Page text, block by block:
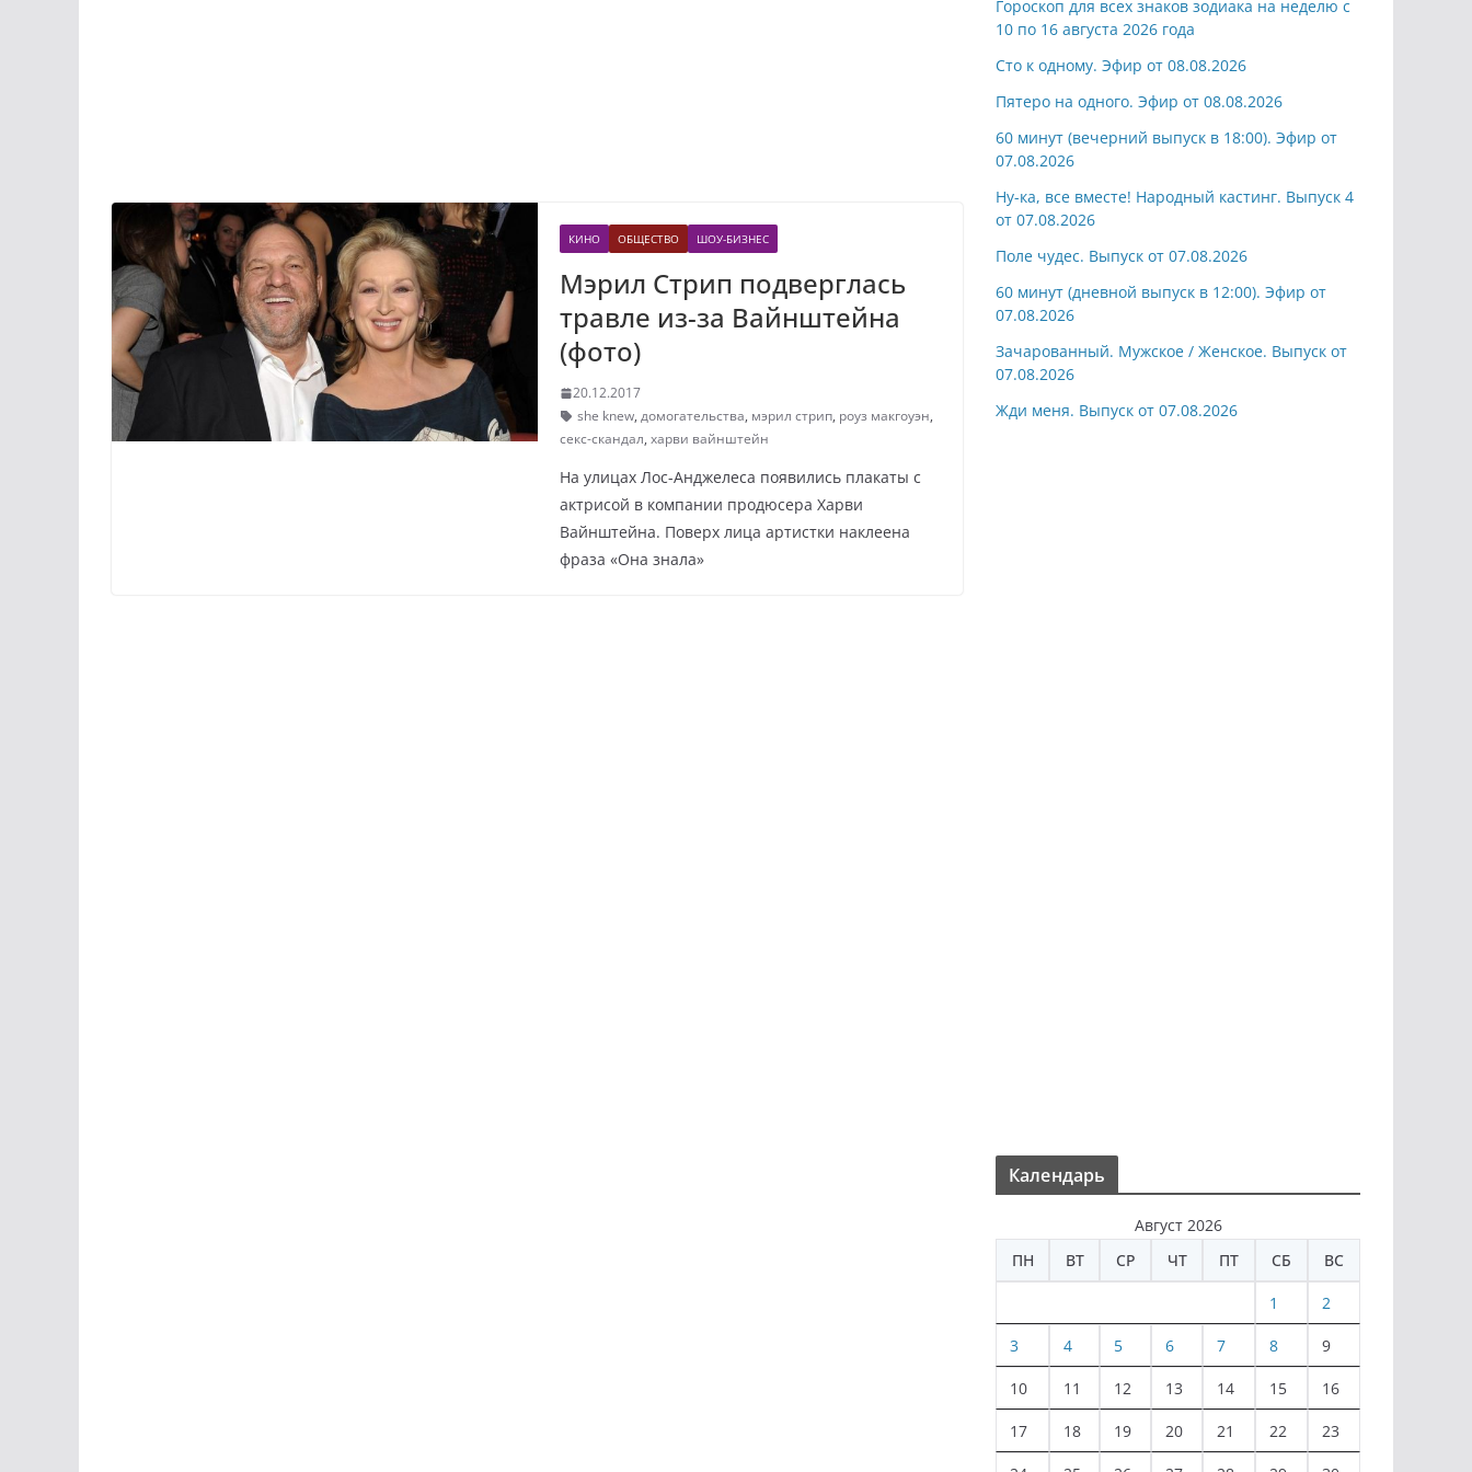
КИНО ОБЩЕСТВО ШОУ-БИЗНЕС
Мэрил Стрип подверглась
травле из-за Вайнштейна
(фото)
20.12.2017
she knew, домогательства, мэрил стрип, роуз макгоуэн,
секс-скандал, харви вайнштейн
На улицах Лос-Анджелеса появились плакаты с
актрисой в компании продюсера Харви
Вайнштейна. Поверх лица артистки наклеена
фраза «Она знала»
Гороскоп для всех знаков зодиака на неделю с
10 по 16 августа 2026 года
Сто к одному. Эфир от 08.08.2026
Пятеро на одного. Эфир от 08.08.2026
60 минут (вечерний выпуск в 18:00). Эфир от
07.08.2026
Ну-ка, все вместе! Народный кастинг. Выпуск 4
от 07.08.2026
Поле чудес. Выпуск от 07.08.2026
60 минут (дневной выпуск в 12:00). Эфир от
07.08.2026
Зачарованный. Мужское / Женское. Выпуск от
07.08.2026
Жди меня. Выпуск от 07.08.2026
Календарь
Август 2026
ПН
ВТ СР ЧТ ПТ СБ ВС
1 2
3 4 5 6 7 8 9
10 11 12 13 14 15 16
17 18 19 20 21 22 23